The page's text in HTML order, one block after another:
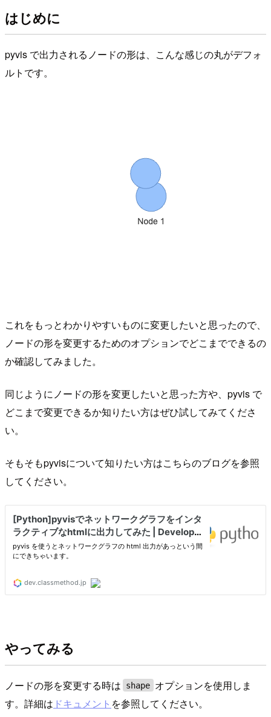
はじめに
pyvis で出力されるノードの形は、こんな感じの丸がデフォ
ルトです。
これをもっとわかりやすいものに変更したいと思ったので、
ノードの形を変更するためのオプションでどこまでできるの
か確認してみました。
同じようにノードの形を変更したいと思った方や、pyvis で
どこまで変更できるか知りたい方はぜひ試してみてくださ
い。
そもそもpyvisについて知りたい方はこちらのブログを参照
してください。
やってみる
ノードの形を変更する時は shape オプションを使用しま
す。詳細は ドキュメント を参照してください。